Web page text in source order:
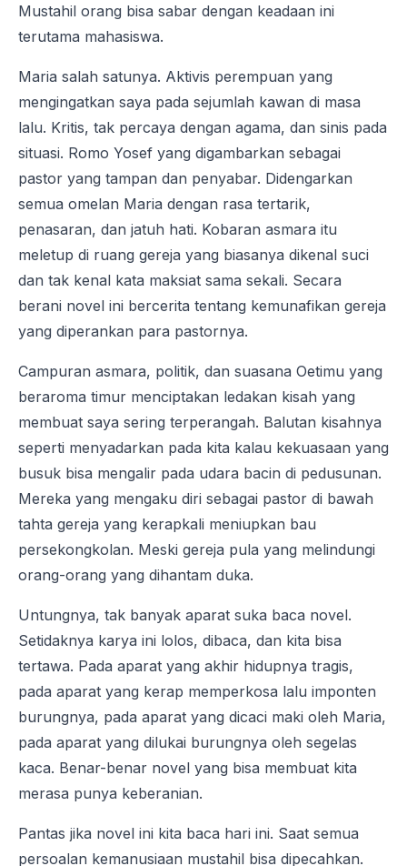
Mustahil orang bisa sabar dengan keadaan ini
terutama mahasiswa.
Maria salah satunya. Aktivis perempuan yang
mengingatkan saya pada sejumlah kawan di masa
lalu. Kritis, tak percaya dengan agama, dan sinis pada
situasi. Romo Yosef yang digambarkan sebagai
pastor yang tampan dan penyabar. Didengarkan
semua omelan Maria dengan rasa tertarik,
penasaran, dan jatuh hati. Kobaran asmara itu
meletup di ruang gereja yang biasanya dikenal suci
dan tak kenal kata maksiat sama sekali. Secara
berani novel ini bercerita tentang kemunafikan gereja
yang diperankan para pastornya.
Campuran asmara, politik, dan suasana Oetimu yang
beraroma timur menciptakan ledakan kisah yang
membuat saya sering terperangah. Balutan kisahnya
seperti menyadarkan pada kita kalau kekuasaan yang
busuk bisa mengalir pada udara bacin di pedusunan.
Mereka yang mengaku diri sebagai pastor di bawah
tahta gereja yang kerapkali meniupkan bau
persekongkolan. Meski gereja pula yang melindungi
orang-orang yang dihantam duka.
Untungnya, tak banyak aparat suka baca novel.
Setidaknya karya ini lolos, dibaca, dan kita bisa
tertawa. Pada aparat yang akhir hidupnya tragis,
pada aparat yang kerap memperkosa lalu imponten
burungnya, pada aparat yang dicaci maki oleh Maria,
pada aparat yang dilukai burungnya oleh segelas
kaca. Benar-benar novel yang bisa membuat kita
merasa punya keberanian.
Pantas jika novel ini kita baca hari ini. Saat semua
persoalan kemanusiaan mustahil bisa dipecahkan.